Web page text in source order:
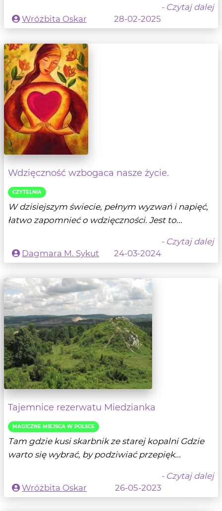
- Czytaj dalej
Wróżbita Oskar
28-02-2025
Wdzięczność wzbogaca nasze życie.
CZYTELNIA
W dzisiejszym świecie, pełnym wyzwań i napięć,
łatwo zapomnieć o wdzięczności. Jest to...
- Czytaj dalej
Dagmara M. Sykut
24-03-2024
Tajemnice rezerwatu Miedzianka
MAGICZNE MIEJSCA W POLSCE
Tam gdzie kusi skarbnik ze starej kopalni Gdzie
warto się wybrać, by podziwiać przepięk...
- Czytaj dalej
Wróżbita Oskar
26-05-2023